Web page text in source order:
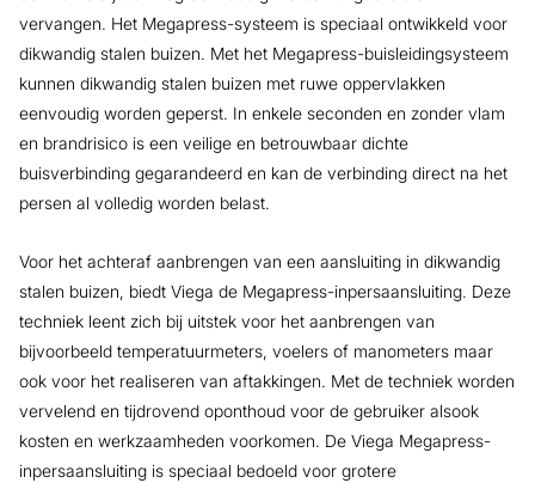
vervangen. Het Megapress-systeem is speciaal ontwikkeld voor
dikwandig stalen buizen. Met het Megapress-buisleidingsysteem
kunnen dikwandig stalen buizen met ruwe oppervlakken
eenvoudig worden geperst. In enkele seconden en zonder vlam
en brandrisico is een veilige en betrouwbaar dichte
buisverbinding gegarandeerd en kan de verbinding direct na het
persen al volledig worden belast.
Voor het achteraf aanbrengen van een aansluiting in dikwandig
stalen buizen, biedt Viega de Megapress-inpersaansluiting. Deze
techniek leent zich bij uitstek voor het aanbrengen van
bijvoorbeeld temperatuurmeters, voelers of manometers maar
ook voor het realiseren van aftakkingen. Met de techniek worden
vervelend en tijdrovend oponthoud voor de gebruiker alsook
kosten en werkzaamheden voorkomen. De Viega Megapress-
inpersaansluiting is speciaal bedoeld voor grotere